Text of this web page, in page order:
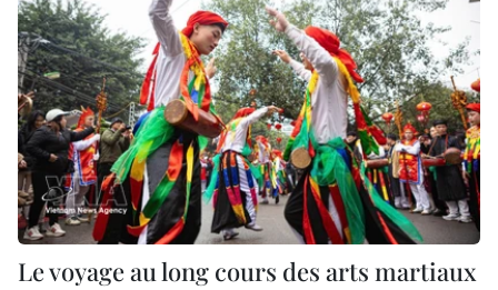
Le voyage au long cours des arts martiaux